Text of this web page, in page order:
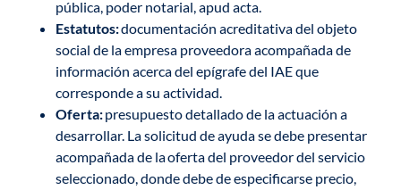
pública, poder notarial, apud acta.
Estatutos:documentación acreditativa del objeto
social de la empresa proveedora acompañada de
información acerca del epígrafe del IAE que
corresponde a su actividad.
Oferta:presupuesto detallado de la actuación a
desarrollar. La solicitud de ayuda se debe presentar
acompañada de la oferta del proveedor del servicio
seleccionado, donde debe de especificarse precio,